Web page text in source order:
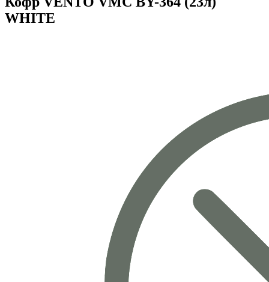
WHITE